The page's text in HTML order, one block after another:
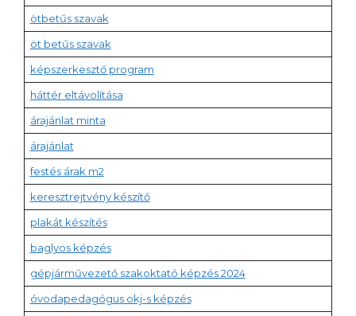
ötbetűs szavak
öt betűs szavak
képszerkesztő program
háttér eltávolítása
árajánlat minta
árajánlat
festés árak m2
keresztrejtvény készítő
plakát készítés
baglyos képzés
gépjárművezető szakoktató képzés 2024
óvodapedagógus okj-s képzés